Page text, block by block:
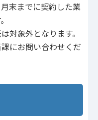
末までに契約した業
対象外となります。
にお問い合わせくだ